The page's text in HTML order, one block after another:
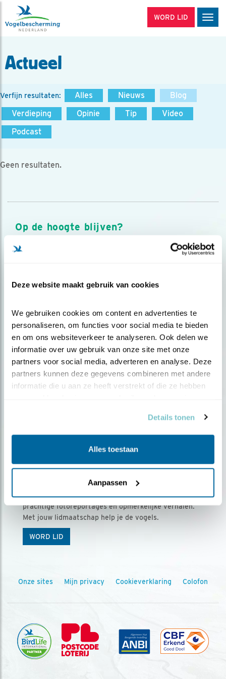
Deze website maakt gebruik van cookies
We gebruiken cookies om content en advertenties te
personaliseren, om functies voor social media te bieden
en om ons websiteverkeer te analyseren. Ook delen we
informatie over uw gebruik van onze site met onze
partners voor social media, adverteren en analyse. Deze
partners kunnen deze gegevens combineren met andere
informatie die u aan ze heeft verstrekt of die ze hebben
Details tonen
Alles toestaan
Aanpassen
WORD LID
Actueel
Verfijn resultaten: Alles Nieuws
Blog
Verdieping
Opinie Tip
Video
Podcast
Geen resultaten.
Op de hoogte blijven?
Meld je aan en ontvang nieuws, inspiratie, acties en tips
over vogels en activiteiten van Vogelbescherming.
Ontvang 5 x Vogels voor € 36,00 per jaar
Vogels is het tijdschrift voor onze leden, met
prachtige fotoreportages en opmerkelijke verhalen.
Met jouw lidmaatschap help je de vogels.
WORD LID
Onze sites Mijn privacy Cookieverklaring Colofon